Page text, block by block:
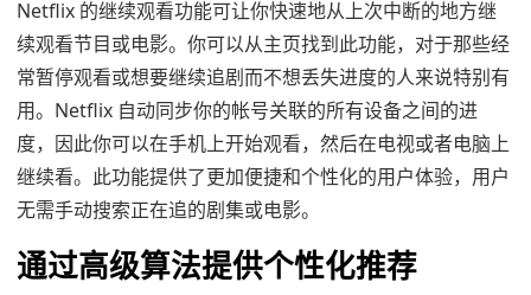
Netflix 的继续观看功能可让你快速地从上次中断的地方继
续观看节目或电影。你可以从主页找到此功能，对于那些经
常暂停观看或想要继续追剧而不想丢失进度的人来说特别有
用。Netflix 自动同步你的帐号关联的所有设备之间的进
度，因此你可以在手机上开始观看，然后在电视或者电脑上
继续看。此功能提供了更加便捷和个性化的用户体验，用户
无需手动搜索正在追的剧集或电影。
通过高级算法提供个性化推荐